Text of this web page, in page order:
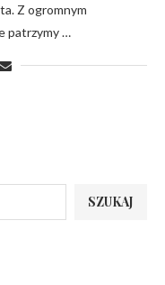
Z ogromnym
patrzymy …
SZUKAJ